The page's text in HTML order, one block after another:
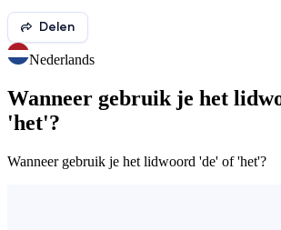
Delen
Nederlands
Wanneer gebruik je het
'het'?
Wanneer gebruik je het lidwoord 'de' of 'het'?